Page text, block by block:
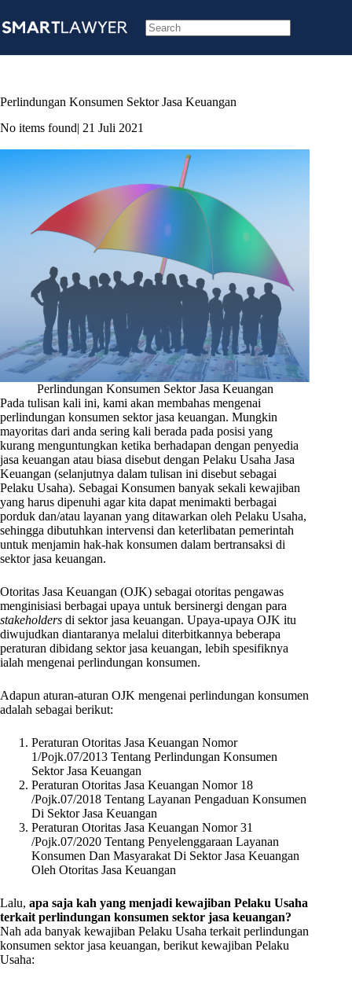
to
content
results
Perlindungan Konsumen Sektor Jasa Keuangan
No items found| 21 Juli 2021
Perlindungan Konsumen Sektor Jasa Keuangan
Pada tulisan kali ini, kami akan membahas mengenai
perlindungan konsumen sektor jasa keuangan. Mungkin
mayoritas dari anda sering kali berada pada posisi yang
kurang menguntungkan ketika berhadapan dengan penyedia
jasa keuangan atau biasa disebut dengan Pelaku Usaha Jasa
Keuangan (selanjutnya dalam tulisan ini disebut sebagai
Pelaku Usaha). Sebagai Konsumen banyak sekali kewajiban
yang harus dipenuhi agar kita dapat menimakti berbagai
porduk dan/atau layanan yang ditawarkan oleh Pelaku Usaha,
sehingga dibutuhkan intervensi dan keterlibatan pemerintah
untuk menjamin hak-hak konsumen dalam bertransaksi di
sektor jasa keuangan.
Otoritas Jasa Keuangan (OJK) sebagai otoritas pengawas
menginisiasi berbagai upaya untuk bersinergi dengan para
stakeholders di sektor jasa keuangan. Upaya-upaya OJK itu
diwujudkan diantaranya melalui diterbitkannya beberapa
peraturan dibidang sektor jasa keuangan, lebih spesifiknya
ialah mengenai perlindungan konsumen.
Adapun aturan-aturan OJK mengenai perlindungan konsumen
adalah sebagai berikut:
Peraturan Otoritas Jasa Keuangan Nomor
1/Pojk.07/2013 Tentang Perlindungan Konsumen
Sektor Jasa Keuangan
Peraturan Otoritas Jasa Keuangan Nomor 18
/Pojk.07/2018 Tentang Layanan Pengaduan Konsumen
Di Sektor Jasa Keuangan
Peraturan Otoritas Jasa Keuangan Nomor 31
/Pojk.07/2020 Tentang Penyelenggaraan Layanan
Konsumen Dan Masyarakat Di Sektor Jasa Keuangan
Oleh Otoritas Jasa Keuangan
Lalu, apa saja kah yang menjadi kewajiban Pelaku Usaha
terkait perlindungan konsumen sektor jasa keuangan?
Nah ada banyak kewajiban Pelaku Usaha terkait perlindungan
konsumen sektor jasa keuangan, berikut kewajiban Pelaku
Usaha: